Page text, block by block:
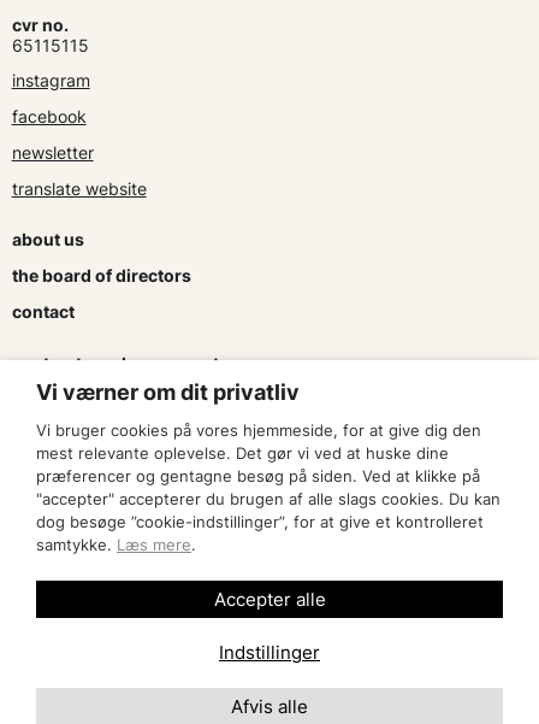
cvr no.
65115115
instagram
facebook
newsletter
translate website
about us
the board of directors
contact
contracts and agreements
apply for a subsidy
press & logo
become a member
Vi værner om dit privatliv
Vi bruger cookies på vores hjemmeside, for at give dig den
mest relevante oplevelse. Det gør vi ved at huske dine
præferencer og gentagne besøg på siden. Ved at klikke på
"accepter" accepterer du brugen af alle slags cookies. Du kan
dog besøge ”cookie-indstillinger”, for at give et kontrolleret
samtykke. Læs mere.
Indstillinger
Afvis alle
Accepter alle